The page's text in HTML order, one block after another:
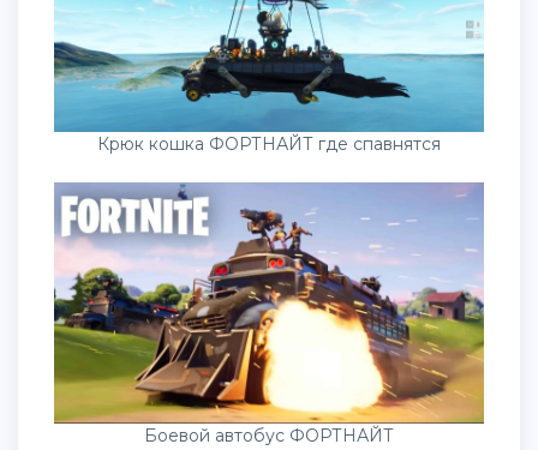
Крюк кошка ФОРТНАЙТ где спавнятся
Боевой автобус ФОРТНАЙТ